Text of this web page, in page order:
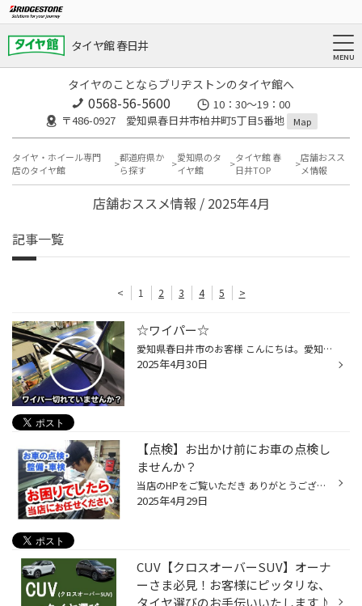
タイヤ館 春日井
タイヤのことならブリヂストンのタイヤ館へ
0568-56-5600
10：30～19：00
〒486-0927 愛知県春日井市柏井町5丁目5番地
Map
タイヤ・ホイール専門
店のタイヤ館
都道府県か
ら探す
愛知県のタ
イヤ館
タイヤ館 春
日井TOP
店舗おスス
メ情報
店舗おススメ情報 / 2025年4月
記事一覧
< 1 2 3 4 5 >
☆ワイパー☆
愛知県春日井市のお客様 こんにちは。愛知県春日井市柏井町のタイヤ館春日井店です。 当店のHPをご覧頂きありがとうございます。 ☆便利でお得なタイヤ館アプリ 詳しくはこちらから☆ 先日タイヤ交換で入庫したお車のワイパーを見てみると‥ ワイパーが切れていました。 ・ゴムのひび割れ ・ゴムの裂け...
2025年4月30日
【点検】お出かけ前にお車の点検し
ませんか？
当店のHPをご覧いただき ありがとうございます。 タイヤ館アプリダウンロードでお得にタイヤGET‼ ⇨こちらから⇦ お出かけでお車をたくさん乗られたあとは メンテナンスしませんか？ 当店はお車の無料点検を実施しております✨ 点検項目 ①タイヤ タイヤの専門店として、各種測定機器を使用し 空気圧・...
2025年4月29日
CUV【クロスオーバーSUV】オーナ
ーさま必見！お客様にピッタリな、